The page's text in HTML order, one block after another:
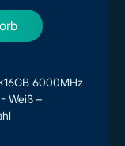
6000MHz
Weiß –